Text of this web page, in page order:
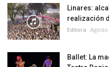
Linares:
realización
Editora Agosto
Ballet: La